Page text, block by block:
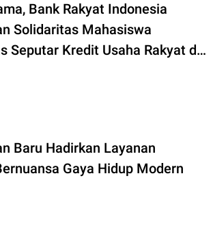
Bank Rakyat Indonesia
Solidaritas Mahasiswa
Seputar Kredit Usaha Rakyat dan
Baru Hadirkan Layanan
Gaya Hidup Modern